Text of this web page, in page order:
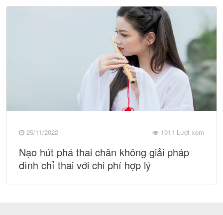
25/11/2022 1911 Lượt xem
Nạo hút phá thai chân không giải pháp
đình chỉ thai với chi phí hợp lý